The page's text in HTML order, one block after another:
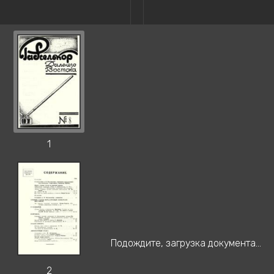
1
2
Подождите, загрузка документа...